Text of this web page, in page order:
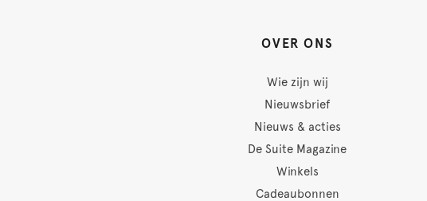
OVER ONS
Wie zijn wij
Nieuwsbrief
Nieuws & acties
De Suite Magazine
Winkels
Cadeaubonnen